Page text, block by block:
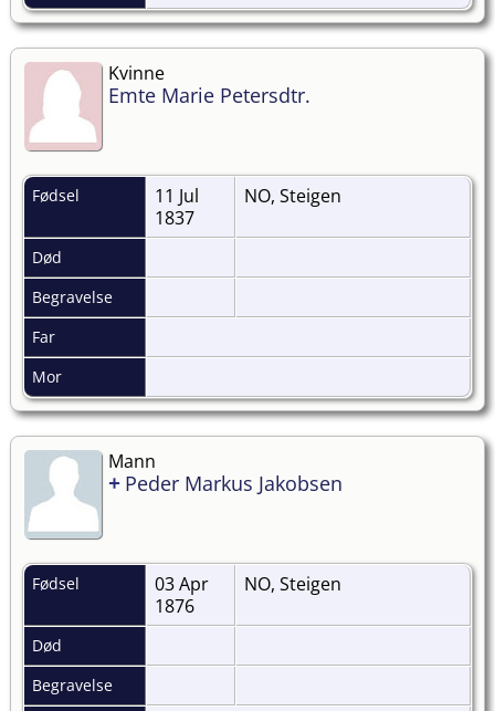
Kvinne
Emte Marie Petersdtr.
Fødsel
11 Jul
1837
NO, Steigen
Død
Begravelse
Far
Mor
Mann
+ Peder Markus Jakobsen
Fødsel
03 Apr
1876
NO, Steigen
Død
Begravelse